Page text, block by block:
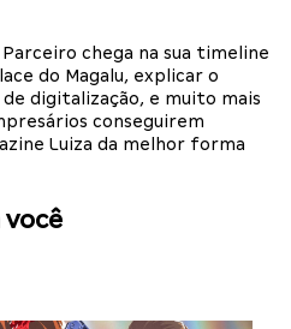
chega na sua timeline
do Magalu, explicar o
digitalização, e muito mais
conseguirem
Luiza da melhor forma